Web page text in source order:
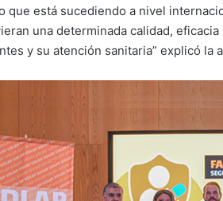
que está sucediendo a nivel
una determinada calidad,
y su atención sanitaria” explicó la